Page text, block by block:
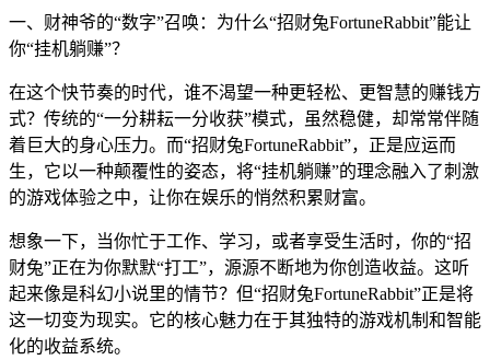
一、财神爷的“数字”召唤：为什么“招财兔FortuneRabbit”能让
你“挂机躺赚”？
在这个快节奏的时代，谁不渴望一种更轻松、更智慧的赚钱方
式？传统的“一分耕耘一分收获”模式，虽然稳健，却常常伴随
着巨大的身心压力。而“招财兔FortuneRabbit”，正是应运而
生，它以一种颠覆性的姿态，将“挂机躺赚”的理念融入了刺激
的游戏体验之中，让你在娱乐的悄然积累财富。
想象一下，当你忙于工作、学习，或者享受生活时，你的“招
财兔”正在为你默默“打工”，源源不断地为你创造收益。这听
起来像是科幻小说里的情节？但“招财兔FortuneRabbit”正是将
这一切变为现实。它的核心魅力在于其独特的游戏机制和智能
化的收益系统。